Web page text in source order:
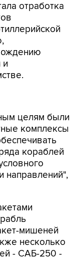
отработка
и
кораблей
мишеней
несколько
- САБ-250 -
флота.